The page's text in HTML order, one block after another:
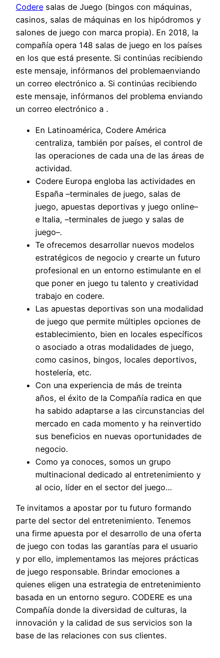
Codere salas de Juego (bingos con máquinas,
casinos, salas de máquinas en los hipódromos y
salones de juego con marca propia). En 2018, la
compañía opera 148 salas de juego en los países
en los que está presente. Si continúas recibiendo
este mensaje, infórmanos del problemaenviando
un correo electrónico a. Si continúas recibiendo
este mensaje, infórmanos del problema enviando
un correo electrónico a .
En Latinoamérica, Codere América
centraliza, también por países, el control de
las operaciones de cada una de las áreas de
actividad.
Codere Europa engloba las actividades en
España –terminales de juego, salas de
juego, apuestas deportivas y juego online–
e Italia, –terminales de juego y salas de
juego–.
Te ofrecemos desarrollar nuevos modelos
estratégicos de negocio y crearte un futuro
profesional en un entorno estimulante en el
que poner en juego tu talento y creatividad
trabajo en codere.
Las apuestas deportivas son una modalidad
de juego que permite múltiples opciones de
establecimiento, bien en locales específicos
o asociado a otras modalidades de juego,
como casinos, bingos, locales deportivos,
hostelería, etc.
Con una experiencia de más de treinta
años, el éxito de la Compañía radica en que
ha sabido adaptarse a las circunstancias del
mercado en cada momento y ha reinvertido
sus beneficios en nuevas oportunidades de
negocio.
Como ya conoces, somos un grupo
multinacional dedicado al entretenimiento y
al ocio, líder en el sector del juego…
Te invitamos a apostar por tu futuro formando
parte del sector del entretenimiento. Tenemos
una firme apuesta por el desarrollo de una oferta
de juego con todas las garantías para el usuario
y por ello, implementamos las mejores prácticas
de juego responsable. Brindar emociones a
quienes eligen una estrategia de entretenimiento
basada en un entorno seguro. CODERE es una
Compañía donde la diversidad de culturas, la
innovación y la calidad de sus servicios son la
base de las relaciones con sus clientes.